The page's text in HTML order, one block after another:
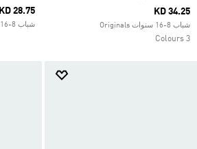
KD 34.25
شباب 8-16 سنوات Originals
3 Colours
KD 28.75
شباب 8-16 سنوات Originals